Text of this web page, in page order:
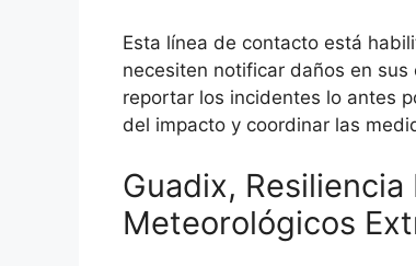
Esta línea de contacto está
necesiten notificar daños en
reportar los incidentes lo antes
del impacto y coordinar las
Guadix,
Meteorológicos